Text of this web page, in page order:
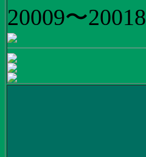
20009〜20018